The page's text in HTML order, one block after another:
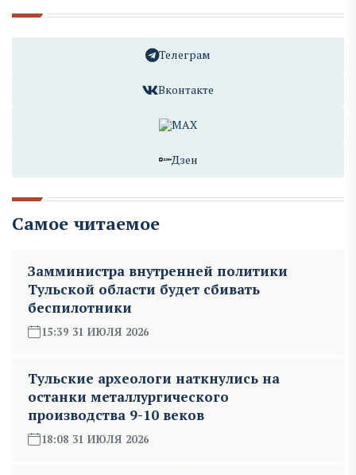
Телеграм
Вконтакте
MAX
Дзен
Самое читаемое
Замминистра внутренней политики
Тульской области будет сбивать
беспилотники
15:39 31 ИЮЛЯ 2026
Тульские археологи наткнулись на
останки металлургического
производства 9-10 веков
18:08 31 ИЮЛЯ 2026